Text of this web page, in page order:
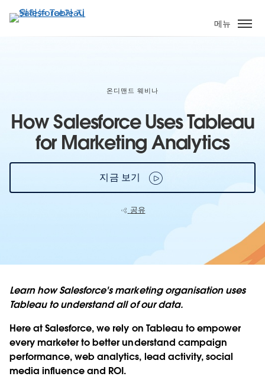
요
메뉴
온디맨드 웨비나
How Salesforce Uses Tableau
for Marketing Analytics
지금 보기
공유
Learn how Salesforce's marketing organisation uses
Tableau to understand all of our data.
Here at Salesforce, we rely on Tableau to empower
every marketer to better understand campaign
performance, web analytics, lead activity, social
media influence and ROI.